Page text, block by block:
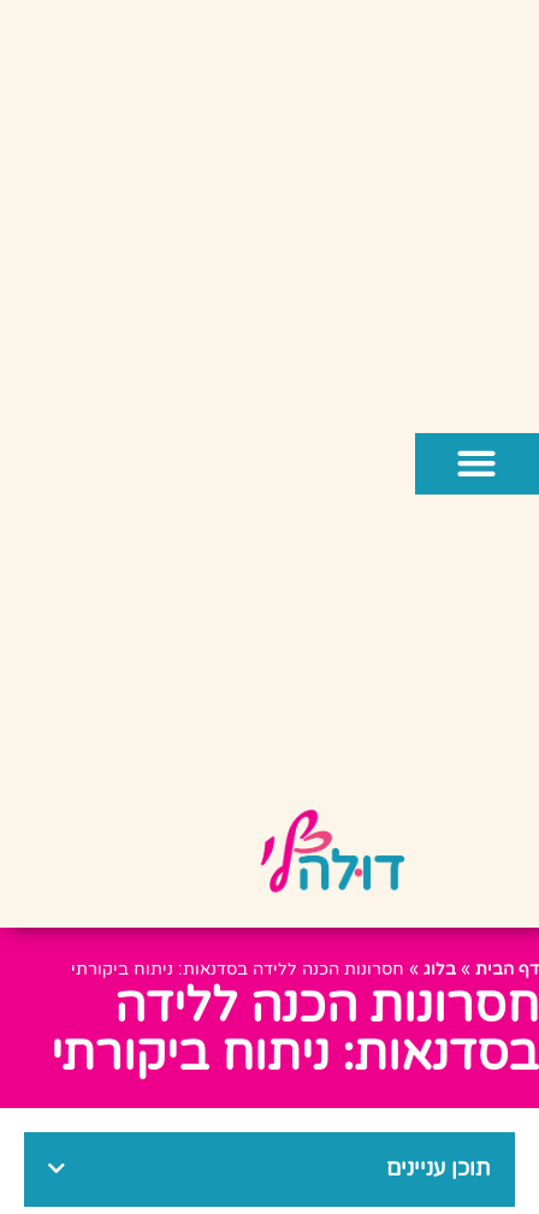
דף הבית » בלוג » חסרונות הכנה ללידה בסדנאות: ניתוח ביקורתי
חסרונות הכנה ללידה
בסדנאות: ניתוח ביקורתי
תוכן עניינים